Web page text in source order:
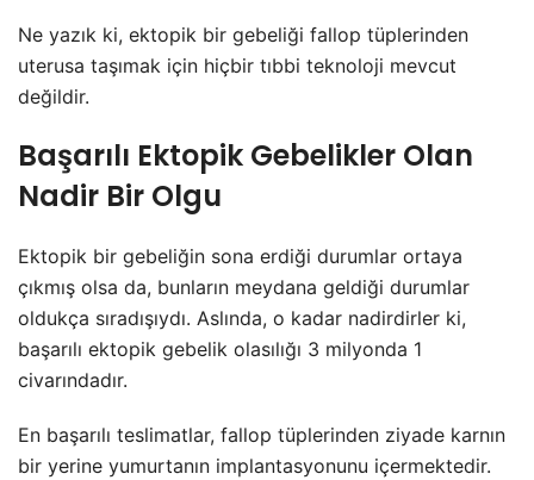
Ne yazık ki, ektopik bir gebeliği fallop tüplerinden
uterusa taşımak için hiçbir tıbbi teknoloji mevcut
değildir.
Başarılı Ektopik Gebelikler Olan
Nadir Bir Olgu
Ektopik bir gebeliğin sona erdiği durumlar ortaya
çıkmış olsa da, bunların meydana geldiği durumlar
oldukça sıradışıydı. Aslında, o kadar nadirdirler ki,
başarılı ektopik gebelik olasılığı 3 milyonda 1
civarındadır.
En başarılı teslimatlar, fallop tüplerinden ziyade karnın
bir yerine yumurtanın implantasyonunu içermektedir.